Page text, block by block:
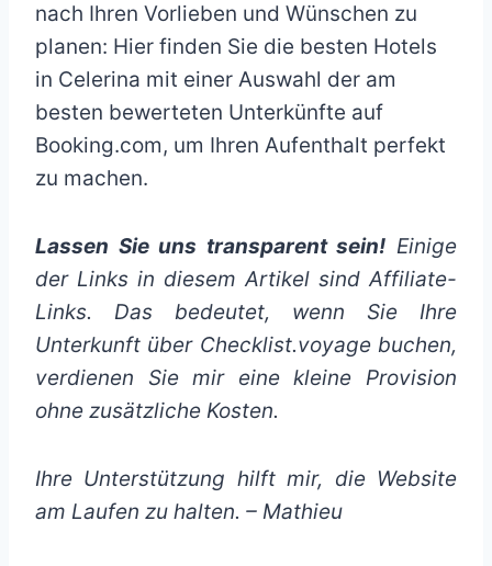
nach Ihren Vorlieben und Wünschen zu
planen: Hier finden Sie die besten Hotels
in Celerina mit einer Auswahl der am
besten bewerteten Unterkünfte auf
Booking.com, um Ihren Aufenthalt perfekt
zu machen.
Lassen Sie uns transparent sein! Einige
der Links in diesem Artikel sind Affiliate-
Links. Das bedeutet, wenn Sie Ihre
Unterkunft über Checklist.voyage buchen,
verdienen Sie mir eine kleine Provision
ohne zusätzliche Kosten.
Ihre Unterstützung hilft mir, die Website
am Laufen zu halten. – Mathieu